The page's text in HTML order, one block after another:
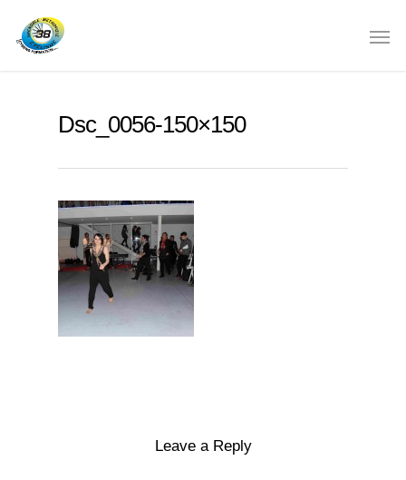
Dsc_0056-150×150
Leave a Reply